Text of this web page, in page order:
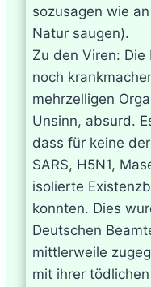
sozusagen wie
Natur saugen).
Zu den Viren: Die
noch
mehrzelligen
Unsinn, absurd.
dass für keine
SARS, H5N1,
isolierte
konnten. Dies
Deutschen
mittlerweile
mit ihrer